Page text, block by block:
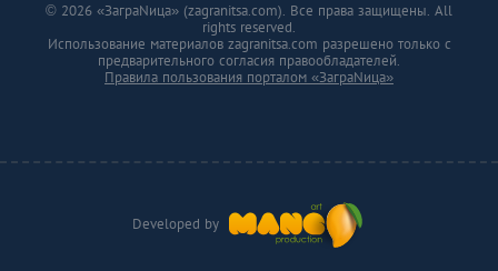
Developed by
© 2026 «ЗаграNица» (zagranitsa.com). Все права защищены. All
rights reserved.
Использование материалов zagranitsa.com разрешено только с
предварительного согласия правообладателей.
Правила пользования порталом «ЗаграNица»